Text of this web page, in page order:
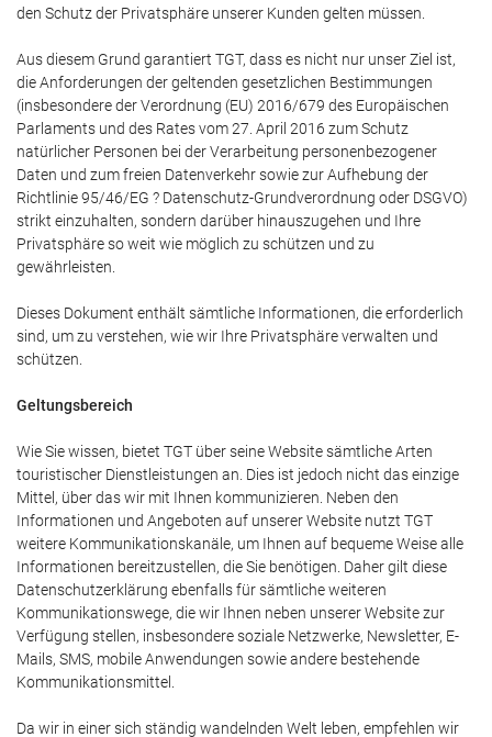
den Schutz der Privatsphäre unserer Kunden gelten müssen.
Aus diesem Grund garantiert TGT, dass es nicht nur unser Ziel ist,
die Anforderungen der geltenden gesetzlichen Bestimmungen
(insbesondere der Verordnung (EU) 2016/679 des Europäischen
Parlaments und des Rates vom 27. April 2016 zum Schutz
natürlicher Personen bei der Verarbeitung personenbezogener
Daten und zum freien Datenverkehr sowie zur Aufhebung der
Richtlinie 95/46/EG ? Datenschutz-Grundverordnung oder DSGVO)
strikt einzuhalten, sondern darüber hinauszugehen und Ihre
Privatsphäre so weit wie möglich zu schützen und zu
gewährleisten.
Dieses Dokument enthält sämtliche Informationen, die erforderlich
sind, um zu verstehen, wie wir Ihre Privatsphäre verwalten und
schützen.
Geltungsbereich
Wie Sie wissen, bietet TGT über seine Website sämtliche Arten
touristischer Dienstleistungen an. Dies ist jedoch nicht das einzige
Mittel, über das wir mit Ihnen kommunizieren. Neben den
Informationen und Angeboten auf unserer Website nutzt TGT
weitere Kommunikationskanäle, um Ihnen auf bequeme Weise alle
Informationen bereitzustellen, die Sie benötigen. Daher gilt diese
Datenschutzerklärung ebenfalls für sämtliche weiteren
Kommunikationswege, die wir Ihnen neben unserer Website zur
Verfügung stellen, insbesondere soziale Netzwerke, Newsletter, E-
Mails, SMS, mobile Anwendungen sowie andere bestehende
Kommunikationsmittel.
Da wir in einer sich ständig wandelnden Welt leben, empfehlen wir